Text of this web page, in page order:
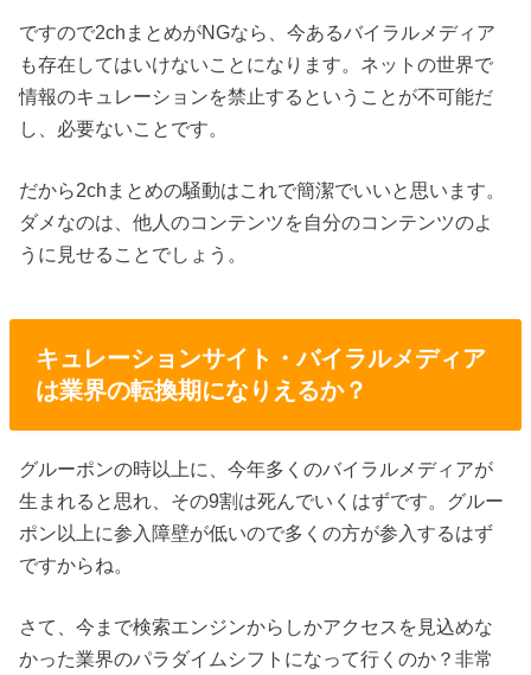
ですので2chまとめがNGなら、今あるバイラルメディア
も存在してはいけないことになります。ネットの世界で
情報のキュレーションを禁止するということが不可能だ
し、必要ないことです。
だから2chまとめの騒動はこれで簡潔でいいと思います。
ダメなのは、他人のコンテンツを自分のコンテンツのよ
うに見せることでしょう。
キュレーションサイト・バイラルメディア
は業界の転換期になりえるか？
グルーポンの時以上に、今年多くのバイラルメディアが
生まれると思れ、その9割は死んでいくはずです。グルー
ポン以上に参入障壁が低いので多くの方が参入するはず
ですからね。
さて、今まで検索エンジンからしかアクセスを見込めな
かった業界のパラダイムシフトになって行くのか？非常